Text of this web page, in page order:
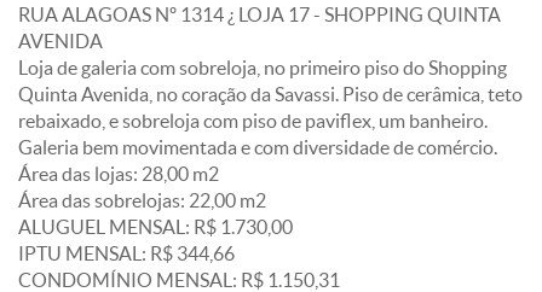
RUA ALAGOAS Nº 1314 ¿ LOJA 17 - SHOPPING QUINTA
AVENIDA
Loja de galeria com sobreloja, no primeiro piso do Shopping
Quinta Avenida, no coração da Savassi. Piso de cerâmica, teto
rebaixado, e sobreloja com piso de paviflex, um banheiro.
Galeria bem movimentada e com diversidade de comércio.
Área das lojas: 28,00 m2
Área das sobrelojas: 22,00 m2
ALUGUEL MENSAL: R$ 1.730,00
IPTU MENSAL: R$ 344,66
CONDOMÍNIO MENSAL: R$ 1.150,31